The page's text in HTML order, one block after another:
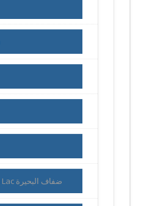
Les Berges du Lac ضفاف البحيرة